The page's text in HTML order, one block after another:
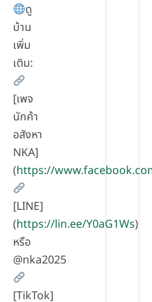
ดู
บ้าน
เพิ่ม
เติม:
[เพจ
นักค้า
อสังหา
NKA]
(https://
[LINE]
(https://lin.ee/Y0aG1Ws)
หรือ
@nka2025
[TikTok]